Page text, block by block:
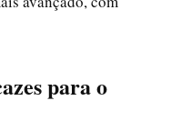
para o